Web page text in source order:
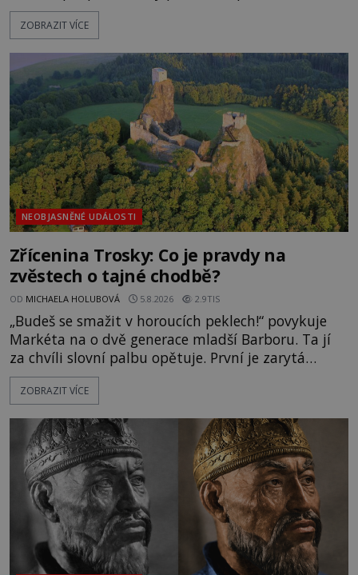
pláž takové netypické zbarvení? Nakolik jsou
pravdivé historky, že zde došlo k nevysvětlitelným
následovat. Vstupujeme na pláž Dumas ve městě
Surat. Gu
ZOBRAZIT VÍCE
NEOBJASNĚNÉ UDÁLOSTI
Zřícenina Trosky: Co je pravdy na
zvěstech o tajné chodbě?
OD MICHAELA HOLUBOVÁ 5.8.2026 2.9TIS
„Budeš se smažit v horoucích peklech!“ povykuje
Markéta na o dvě generace mladší Barboru. Ta jí
za chvíli slovní palbu opětuje. První je zarytá
katolička, druhá přesvědčená kališnice. A každá z
nich se usídlí na jedné z věží slavného hradu
mezi vůdce protihusitského boje. Za manželku má
skutečně jistou
ZOBRAZIT VÍCE